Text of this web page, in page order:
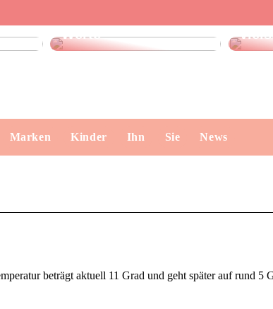
Werte
Marken Kinder Ihn Sie News
beträgt aktuell 11 Grad und geht später auf rund 5